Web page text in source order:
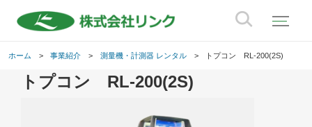
ホーム 事業紹介 測量機・計測器 レンタル トプコン RL-200(2S)
トプコン RL-200(2S)